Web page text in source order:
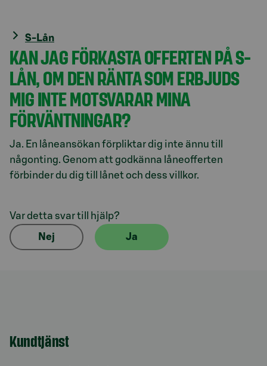
S-Lån
KAN JAG FÖRKASTA OFFERTEN PÅ S-
LÅN, OM DEN RÄNTA SOM ERBJUDS
MIG INTE MOTSVARAR MINA
FÖRVÄNTNINGAR?
Ja. En låneansökan förpliktar dig inte ännu till
någonting. Genom att godkänna låneofferten
förbinder du dig till lånet och dess villkor.
Var detta svar till hjälp?
Nej Ja
Kundtjänst